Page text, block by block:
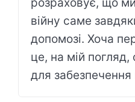
війну саме
допомозі. Хоча
це, на мій погляд,
для